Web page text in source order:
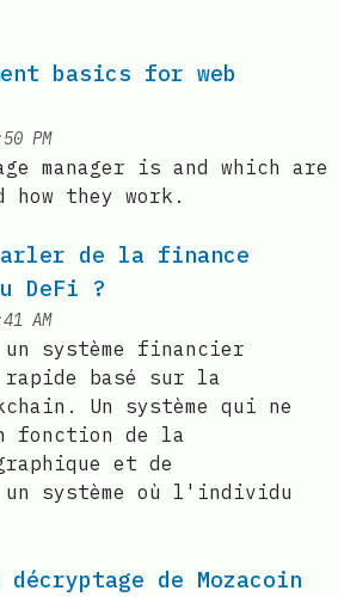
basics for web
PM
manager is and which are
how they work.
de la finance
DeFi ?
AM
un système financier
basé sur la
Un système qui ne
fonction de la
et de
système où l'individu
de Mozacoin